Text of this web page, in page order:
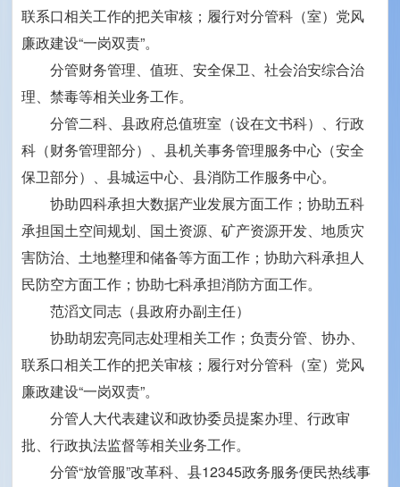
联系口相关工作的把关审核；履行对分管科（室）党风
廉政建设“一岗双责”。
分管财务管理、值班、安全保卫、社会治安综合治
理、禁毒等相关业务工作。
分管二科、县政府总值班室（设在文书科）、行政
科（财务管理部分）、县机关事务管理服务中心（安全
保卫部分）、县城运中心、县消防工作服务中心。
协助四科承担大数据产业发展方面工作；协助五科
承担国土空间规划、国土资源、矿产资源开发、地质灾
害防治、土地整理和储备等方面工作；协助六科承担人
民防空方面工作；协助七科承担消防方面工作。
范滔文同志（县政府办副主任）
协助胡宏亮同志处理相关工作；负责分管、协办、
联系口相关工作的把关审核；履行对分管科（室）党风
廉政建设“一岗双责”。
分管人大代表建议和政协委员提案办理、行政审
批、行政执法监督等相关业务工作。
分管“放管服”改革科、县12345政务服务便民热线事